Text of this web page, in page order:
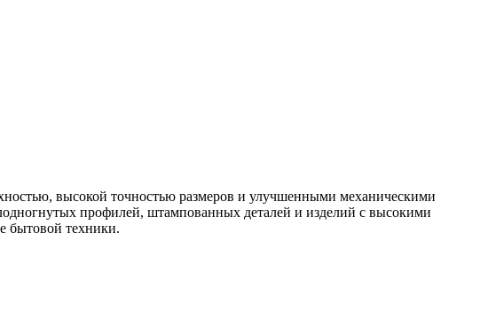
высокой точностью размеров и улучшенными механическими
профилей, штампованных деталей и изделий с высокими
бытовой техники.